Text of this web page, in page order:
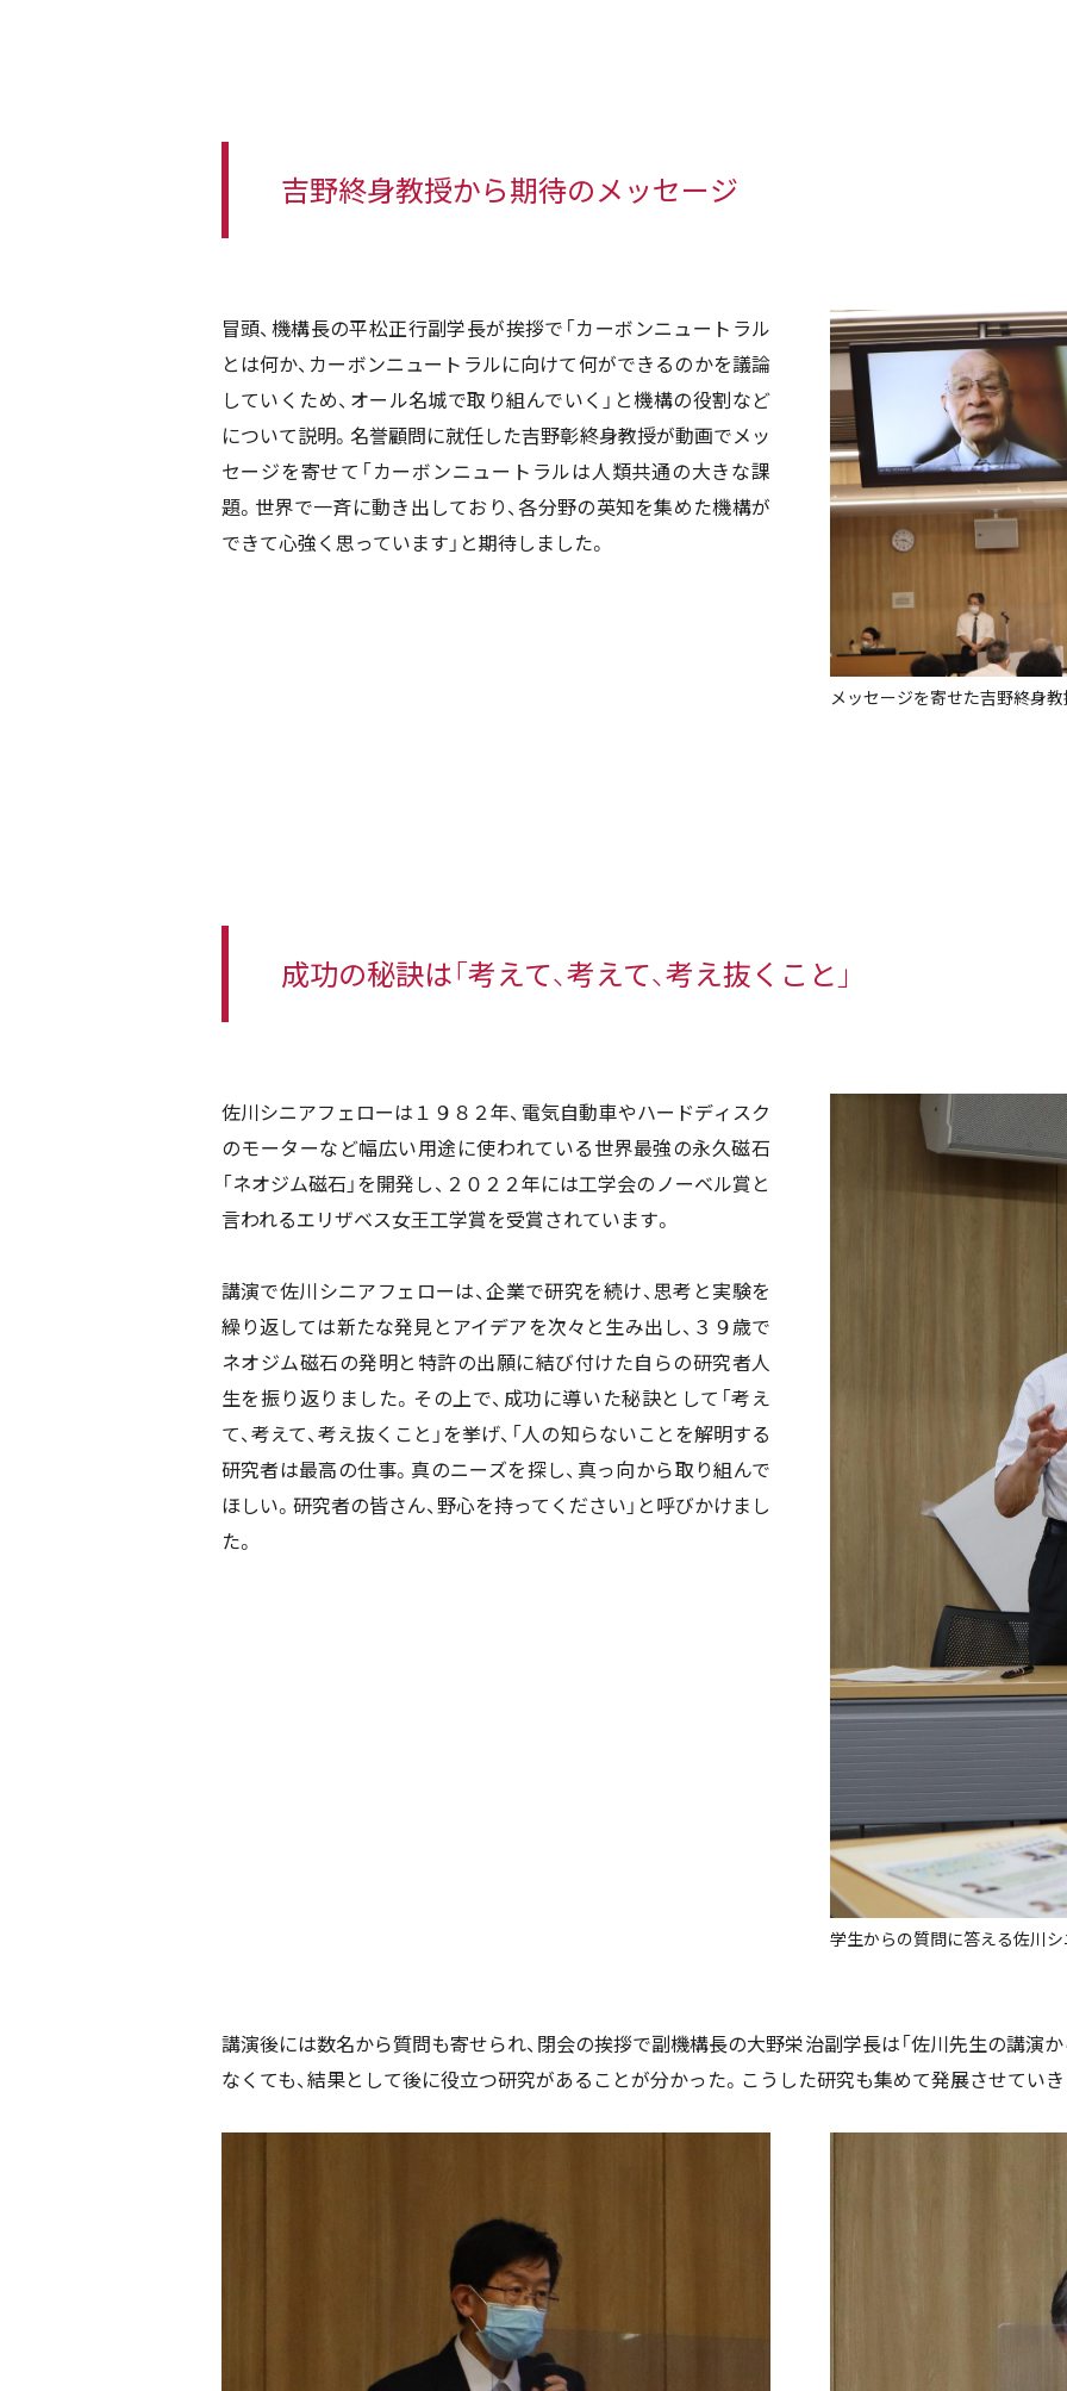
吉野終身教授から期待のメッセージ
メッセージを寄せた吉野終身
冒頭、機構長の平松正行副学長が挨拶で「カーボンニュートラル
とは何か、カーボンニュートラルに向けて何ができるのかを議論
していくため、オール名城で取り組んでいく」と機構の役割など
について説明。名誉顧問に就任した吉野彰終身教授が動画でメッ
セージを寄せて「カーボンニュートラルは人類共通の大きな課
題。世界で一斉に動き出しており、各分野の英知を集めた機構が
できて心強く思っています」と期待しました。
成功の秘訣は「考えて、考えて、考え抜くこと」
学生からの質問に答える佐川
佐川シニアフェローは１９８２年、電気自動車やハードディスク
のモーターなど幅広い用途に使われている世界最強の永久磁石
「ネオジム磁石」を開発し、２０２２年には工学会のノーベル賞と
言われるエリザベス女王工学賞を受賞されています。
講演で佐川シニアフェローは、企業で研究を続け、思考と実験を
繰り返しては新たな発見とアイデアを次々と生み出し、３９歳で
ネオジム磁石の発明と特許の出願に結び付けた自らの研究者人
生を振り返りました。その上で、成功に導いた秘訣として「考え
て、考えて、考え抜くこと」を挙げ、「人の知らないことを解明する
研究者は最高の仕事。真のニーズを探し、真っ向から取り組んで
ほしい。研究者の皆さん、野心を持ってください」と呼びかけまし
た。
講演後には数名から質問も寄せられ、閉会の挨拶で副機構長の大野栄治副学長は「佐川先生の講演
なくても、結果として後に役立つ研究があることが分かった。こうした研究も集めて発展させてい